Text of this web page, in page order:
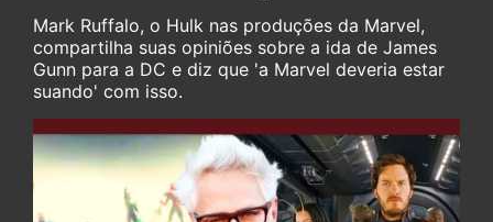
Mark Ruffalo, o Hulk nas produções da Marvel,
compartilha suas opiniões sobre a ida de James
Gunn para a DC e diz que 'a Marvel deveria estar
suando' com isso.